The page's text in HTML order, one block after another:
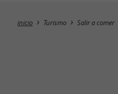
inicio Turismo Salir a comer